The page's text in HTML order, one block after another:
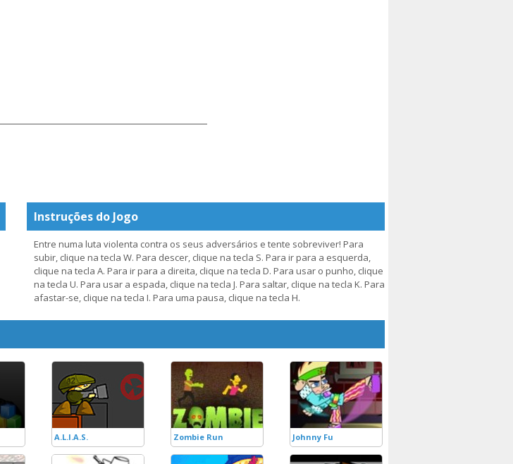
Instruções do Jogo
Entre numa luta violenta contra os seus adversários e tente sobreviver! Para
subir, clique na tecla W. Para descer, clique na tecla S. Para ir para a esquerda,
clique na tecla A. Para ir para a direita, clique na tecla D. Para usar o punho, clique
na tecla U. Para usar a espada, clique na tecla J. Para saltar, clique na tecla K. Para
afastar-se, clique na tecla I. Para uma pausa, clique na tecla H.
A.L.I.A.S. Zombie Run Johnny Fu